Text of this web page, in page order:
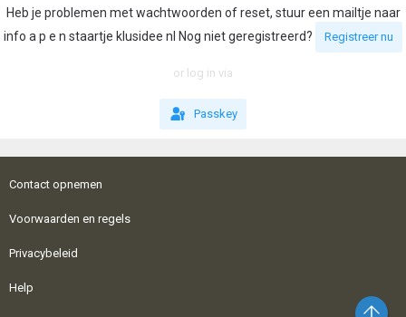
Heb je problemen met wachtwoorden of reset, stuur een mailtje naar
info a p e n staartje klusidee nl Nog niet geregistreerd?
Registreer nu
or log in via
Passkey
Contact opnemen
Voorwaarden en regels
Privacybeleid
Help